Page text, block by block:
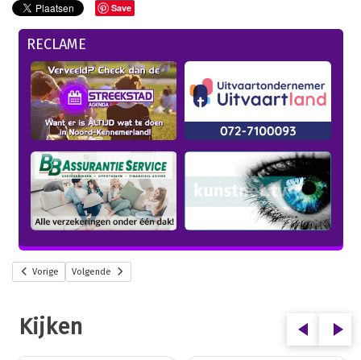
Save
RECLAME
Vorige Volgende
Kijken